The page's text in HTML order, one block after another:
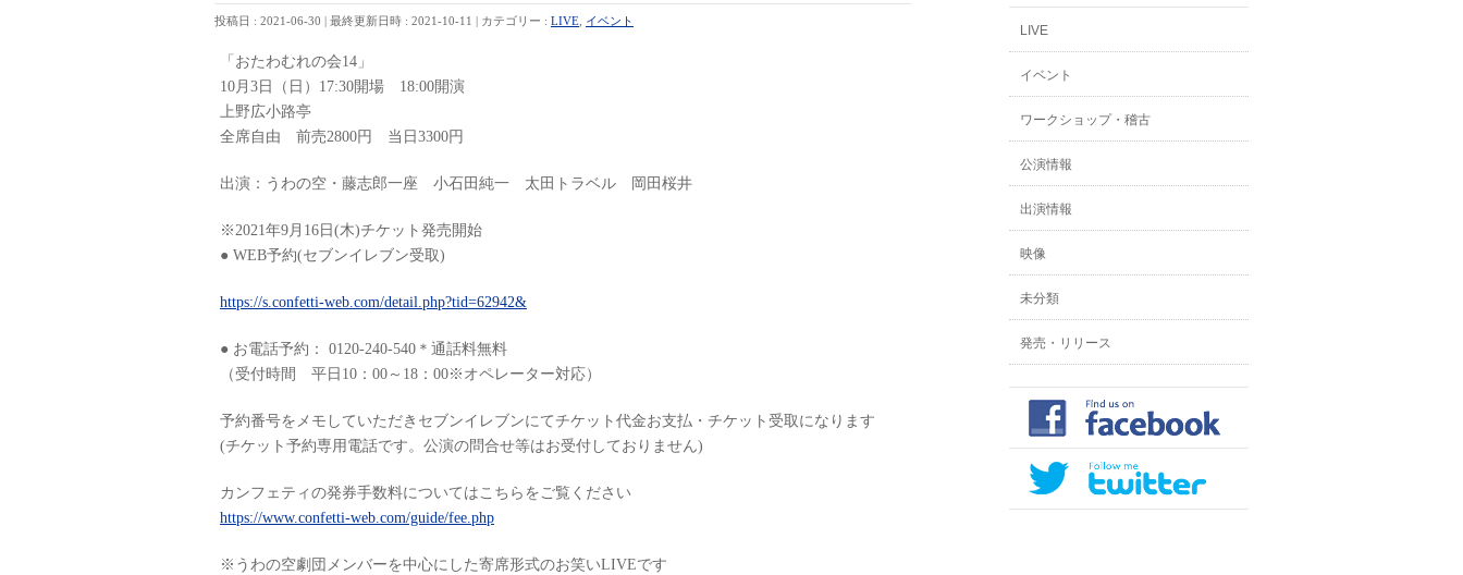
投稿日 : 2021-06-30 最終更新日時 : 2021-10-11 カテゴリー : LIVE イベント
「おたわむれの会14」
10月3日（日）17:30開場 18:00開演
上野広小路亭
全席自由 前売2800円 当日3300円
出演：うわの空・藤志郎一座 小石田純一 太田トラベル 岡田桜井
※2021年9月16日(木)チケット発売開始
● WEB予約(セブンイレブン受取)
https://s.confetti-web.com/detail.php?tid=62942&
● お電話予約： 0120-240-540＊通話料無料
（受付時間 平日10：00～18：00※オペレーター対応）
予約番号をメモしていただきセブンイレブンにてチケット代金お支払・チケット受取になります
(チケット予約専用電話です。公演の問合せ等はお受付しておりません)
カンフェティの発券手数料についてはこちらをご覧ください
https://www.confetti-web.com/guide/fee.php
※うわの空劇団メンバーを中心にした寄席形式のお笑いLIVEです
LIVE
イベント
ワークショップ・稽古
公演情報
出演情報
映像
未分類
発売・リリース